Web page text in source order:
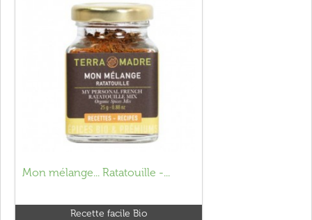
Mon mélange... Ratatouille -...
Recette facile Bio